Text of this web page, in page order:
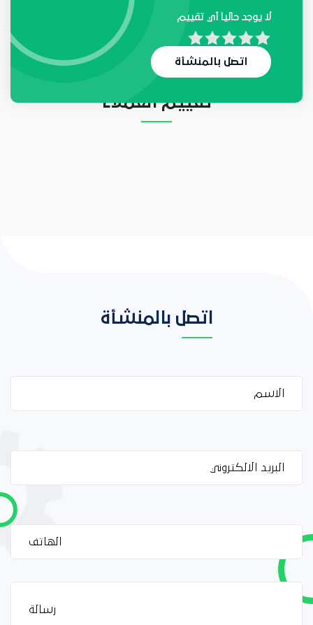
لا يوجد حاليا أي طلب
تقييم العملاء
لا يوجد حاليا أي تقييم
اتصل بالمنشأة
اتصل بالمنشأة